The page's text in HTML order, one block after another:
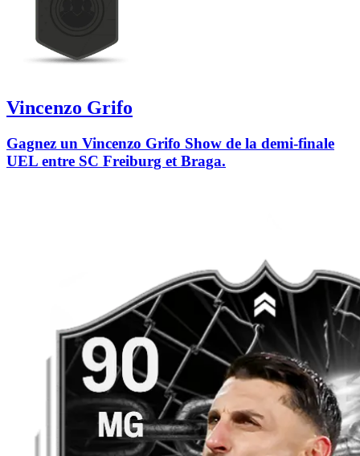
Vincenzo Grifo
Gagnez un Vincenzo Grifo Show de la demi-finale
UEL entre SC Freiburg et Braga.